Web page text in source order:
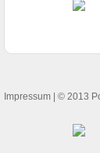
Impressum | © 2013